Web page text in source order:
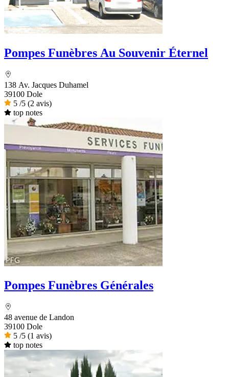
Pompes Funèbres Au Souvenir Éternel
138 Av. Jacques Duhamel
39100 Dole
5 /5 (2 avis)
top notes
Pompes Funèbres Générales
48 avenue de Landon
39100 Dole
5 /5 (1 avis)
top notes